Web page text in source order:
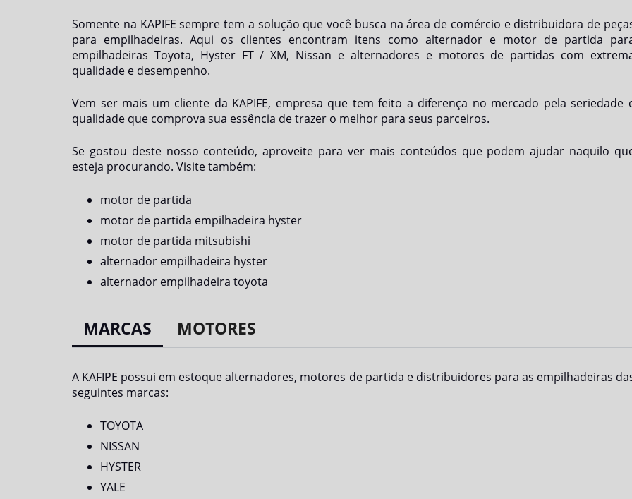
Somente na KAPIFE sempre tem a solução que você busca na área de comércio e distribuidora de
para empilhadeiras. Aqui os clientes encontram itens como alternador e motor de partida
empilhadeiras Toyota, Hyster FT / XM, Nissan e alternadores e motores de partidas com
qualidade e desempenho.
Vem ser mais um cliente da KAPIFE, empresa que tem feito a diferença no mercado pela seriedade
qualidade que comprova sua essência de trazer o melhor para seus parceiros.
Se gostou deste nosso conteúdo, aproveite para ver mais conteúdos que podem ajudar naquilo
esteja procurando. Visite também:
motor de partida
motor de partida empilhadeira hyster
motor de partida mitsubishi
alternador empilhadeira hyster
alternador empilhadeira toyota
MARCAS MOTORES
A KAFIPE possui em estoque alternadores, motores de partida e distribuidores para as empilhadeiras
seguintes marcas:
TOYOTA
NISSAN
HYSTER
YALE